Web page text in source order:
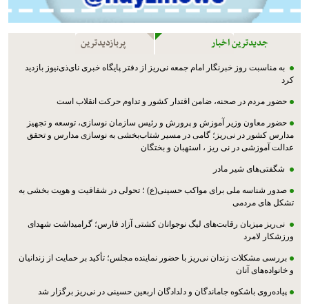
جدیدترین اخبار پربازدیدترین
به مناسبت روز خبرنگار امام جمعه نی‌ریز از دفتر پایگاه خبری نای‌ذی‌نیوز بازدید
کرد
حضور مردم در صحنه، ضامن اقتدار کشور و تداوم حرکت انقلاب است
حضور معاون وزیر آموزش و پرورش و رئیس سازمان نوسازی، توسعه و تجهیز
مدارس کشور در نی‌ریز؛ گامی در مسیر شتاب‌بخشی به نوسازی مدارس و تحقق
عدالت آموزشی در نی ریز ، استهبان و بختگان
شگفتی‌های شیر مادر
صدور شناسه ملی برای مواکب حسینی(ع) ؛ تحولی در شفافیت و هویت بخشی به
تشکل های مردمی
نی‌ریز میزبان رقابت‌های لیگ نوجوانان کشتی آزاد فارس؛ گرامیداشت شهدای
ورزشکار لامرد
بررسی مشکلات زندان نی‌ریز با حضور نماینده مجلس؛ تأکید بر حمایت از زندانیان
و خانواده‌های آنان
پیاده‌روی باشکوه جاماندگان و دلدادگان اربعین حسینی در نی‌ریز برگزار شد